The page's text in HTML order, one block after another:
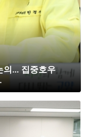
의… 집중호우